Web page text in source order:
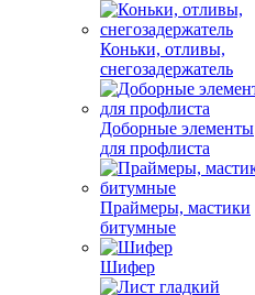
Коньки, отливы,
снегозадержатель
Доборные элементы
для профлиста
Праймеры, мастики
битумные
Шифер